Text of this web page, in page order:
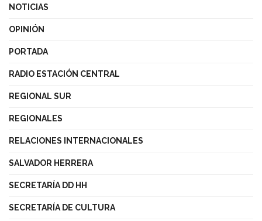
NOTICIAS
OPINIÓN
PORTADA
RADIO ESTACIÓN CENTRAL
REGIONAL SUR
REGIONALES
RELACIONES INTERNACIONALES
SALVADOR HERRERA
SECRETARÍA DD HH
SECRETARÍA DE CULTURA